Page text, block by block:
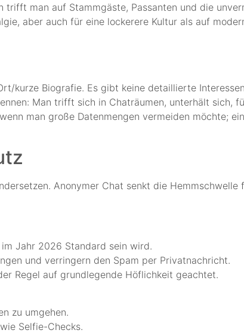
man auf Stammgäste, Passanten und die
aber auch für eine lockerere Kultur als auf
kurze Biografie. Es gibt keine detaillierte
Man trifft sich in Chaträumen, unterhält sich,
man große Datenmengen vermeiden möchte;
Anonymer Chat senkt die Hemmschwelle
Jahr 2026 Standard sein wird.
und verringern den Spam per Privatnachricht.
Regel auf grundlegende Höflichkeit geachtet.
zu umgehen.
Selfie-Checks.